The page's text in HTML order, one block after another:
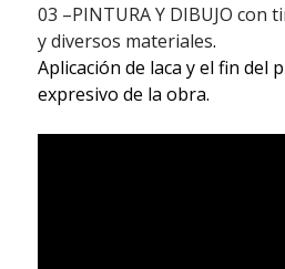
03 –PINTURA Y DIBUJO con
y diversos materiales.
Aplicación de laca y el fin del
expresivo de la obra.